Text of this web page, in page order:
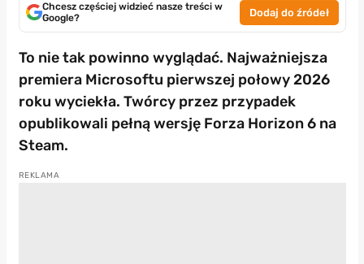
Chcesz częściej widzieć nasze treści w
Google?
Dodaj do źródeł
To nie tak powinno wyglądać. Najważniejsza
premiera Microsoftu pierwszej połowy 2026
roku wyciekła. Twórcy przez przypadek
opublikowali pełną wersję Forza Horizon 6 na
Steam.